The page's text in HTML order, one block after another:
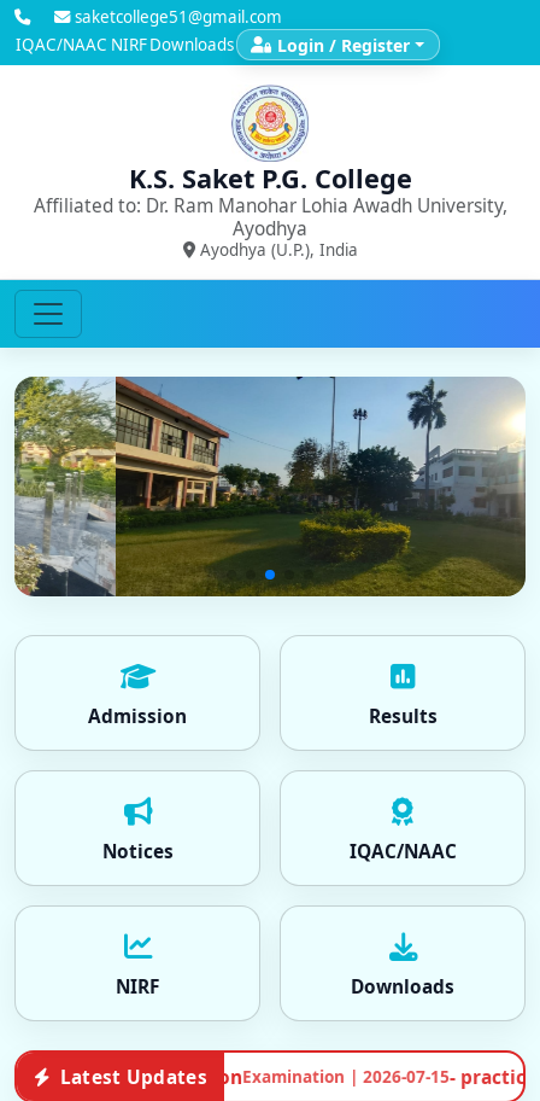
saketcollege51@gmail.com
IQAC/NAAC NIRFDownloads Login / Register
K.S. Saket P.G. College
Affiliated to: Dr. Ram Manohar Lohia Awadh University,
Ayodhya
Ayodhya (U.P.), India
Admission Results
Notices IQAC/NAAC
NIRF Downloads
Latest Updates
07-15- practical examination Click Here More Details•